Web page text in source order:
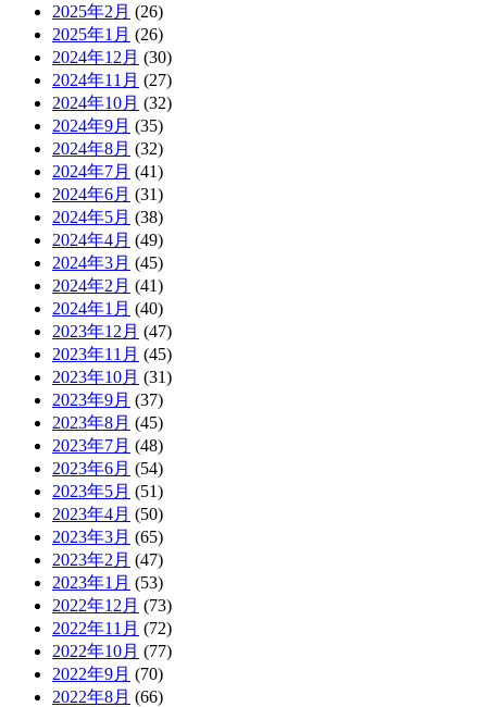
2025年2月 (26)
2025年1月 (26)
2024年12月 (30)
2024年11月 (27)
2024年10月 (32)
2024年9月 (35)
2024年8月 (32)
2024年7月 (41)
2024年6月 (31)
2024年5月 (38)
2024年4月 (49)
2024年3月 (45)
2024年2月 (41)
2024年1月 (40)
2023年12月 (47)
2023年11月 (45)
2023年10月 (31)
2023年9月 (37)
2023年8月 (45)
2023年7月 (48)
2023年6月 (54)
2023年5月 (51)
2023年4月 (50)
2023年3月 (65)
2023年2月 (47)
2023年1月 (53)
2022年12月 (73)
2022年11月 (72)
2022年10月 (77)
2022年9月 (70)
2022年8月 (66)